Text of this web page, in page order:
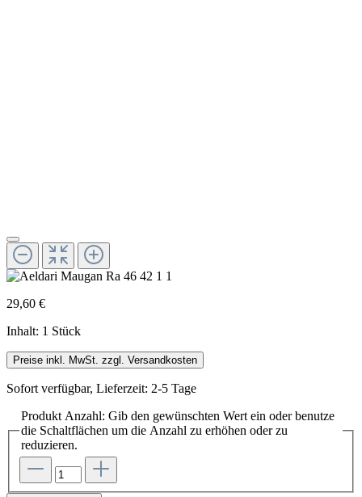
29,60 €
Inhalt: 1 Stück
Preise inkl. MwSt. zzgl. Versandkosten
Sofort verfügbar, Lieferzeit: 2-5 Tage
Produkt Anzahl: Gib den gewünschten Wert ein oder benutze
die Schaltflächen um die Anzahl zu erhöhen oder zu
reduzieren.